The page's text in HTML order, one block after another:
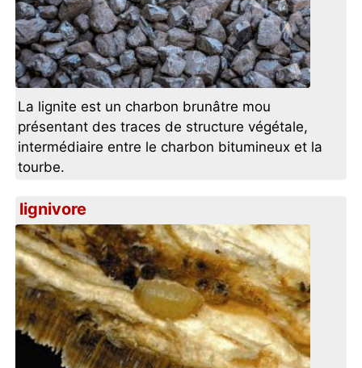
La lignite est un charbon brunâtre mou
présentant des traces de structure végétale,
intermédiaire entre le charbon bitumineux et la
tourbe.
lignivore